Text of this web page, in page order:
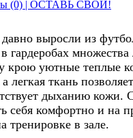
(0) | ОСТАВЬ СВОЙ!
выросли из
гардеробах
крою уютные теплые
легкая ткань
дыханию кожи.
себя комфортно и на
тренировке в зале.